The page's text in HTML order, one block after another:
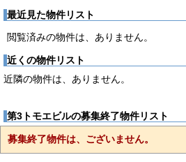
最近見た物件リスト
閲覧済みの物件は、ありません。
近くの物件リスト
近隣の物件は、ありません。
第3トモエビルの募集終了物件リスト
募集終了物件は、ございません。